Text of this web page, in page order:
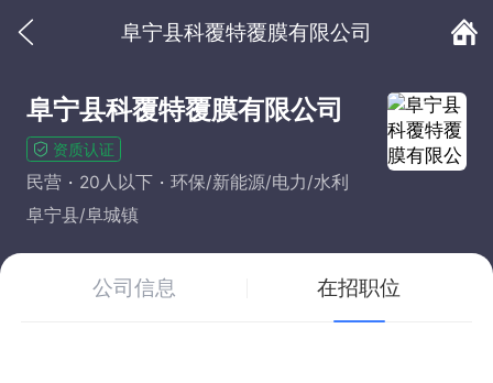
阜宁县科覆特覆膜有限公司
阜宁县科覆特覆膜有限公司
资质认证
民营 20人以下
环保/新能源/电力/水利
阜宁县/阜城镇
公司信息 在招职位